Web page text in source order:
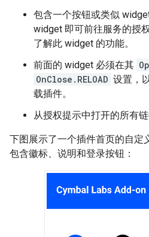
包含一个按钮或类似
widget 即可前往服务的授
了解此 widget 的功能。
前面的 widget 必须在其
OnClose.RELOAD 设置，
载插件。
从授权提示中打开的所有
下图展示了一个插件首页的自定
包含徽标、说明和登录按钮：